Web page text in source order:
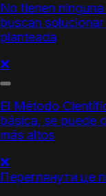
No tienen
buscan
planteada
❌
El Método
básica, se puede
más altos
❌
Переглянути це